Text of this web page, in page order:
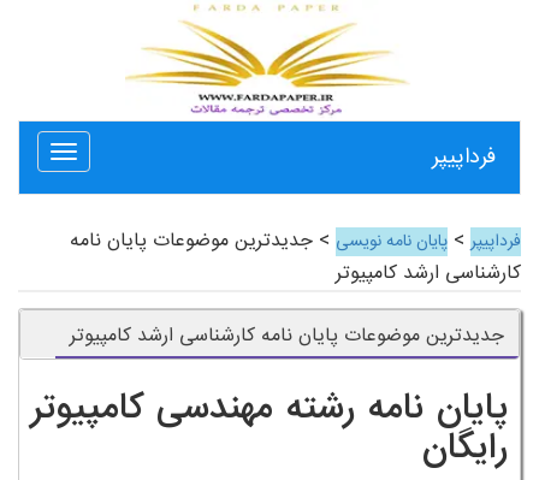
Toggle
فرداپیپر
فرداپیپر> پایان نامه نویسی > جدیدترین موضوعات پایان نامه
کارشناسی ارشد کامپیوتر
جدیدترین موضوعات پایان نامه کارشناسی ارشد کامپیوتر
پایان نامه رشته مهندسی کامپیوتر
رایگان